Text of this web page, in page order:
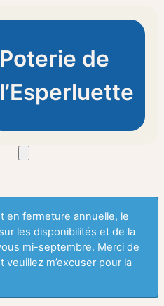
Poterie de
l’Esperluette
en fermeture annuelle, le
les disponibilités et de la
mi-septembre. Merci de
m’excuser pour la